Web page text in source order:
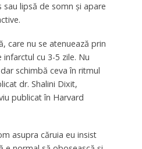
sau lipsă de somn și apare
care nu se atenuează prin
cu 3-5 zile. Nu
schimbă ceva în ritmul
dr. Shalini Dixit,
publicat în Harvard
asupra căruia eu insist